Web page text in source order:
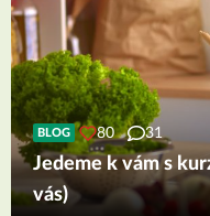
BLOG 80 31
Jedeme k vám s
vás)